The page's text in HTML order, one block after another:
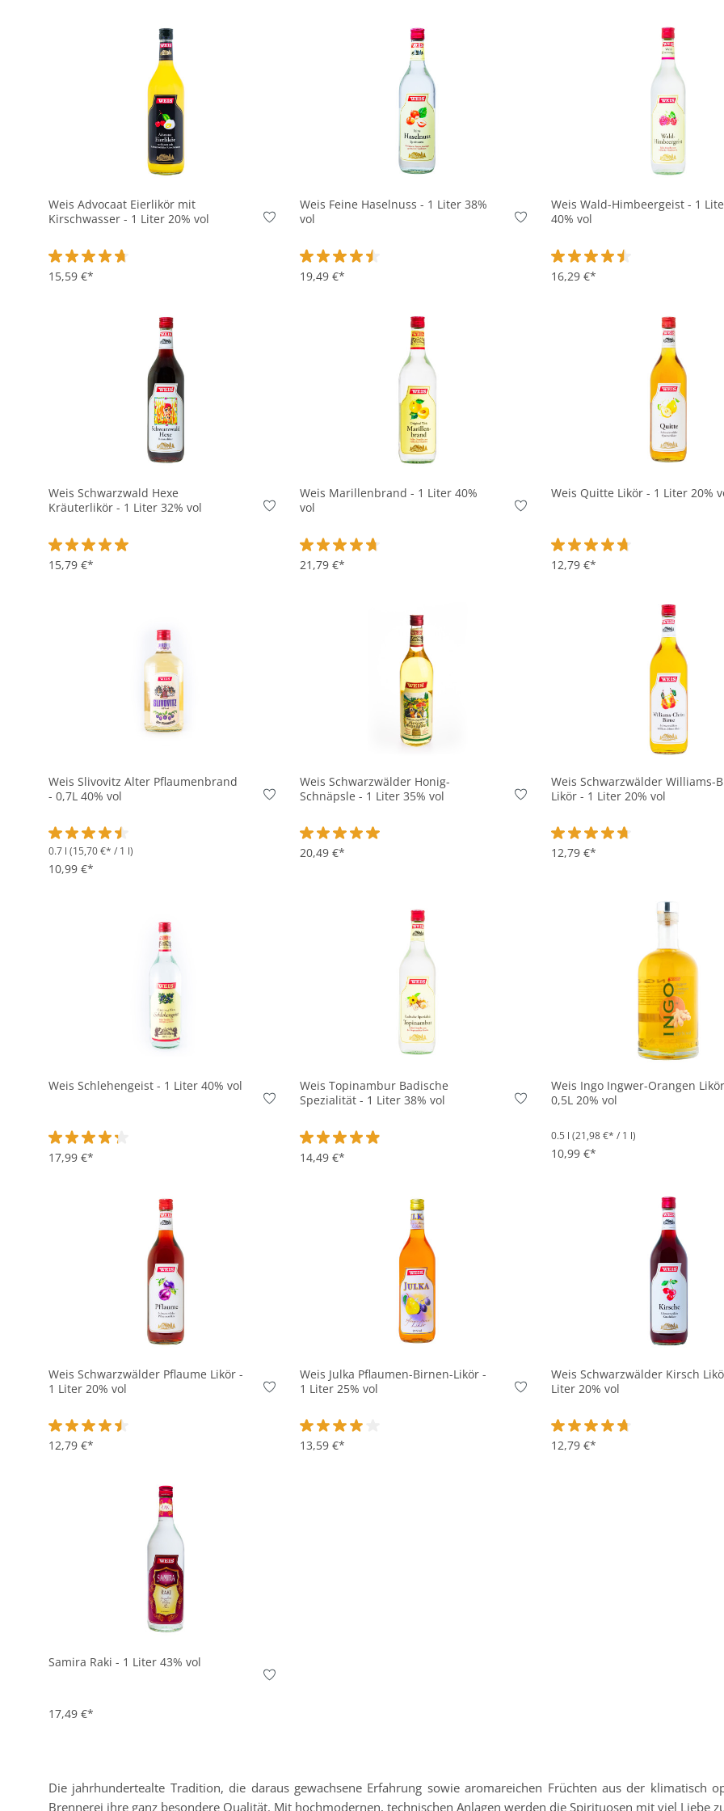
Weis Advocaat Eierlikör mit
Kirschwasser - 1 Liter 20% vol
Durchschnittliche Bewertung von 4.6 von 5 Sternen
15,59 €*
In den Korb
Weis Feine Haselnuss - 1 Liter 38%
vol
Durchschnittliche Bewertung von 4.5 von 5 Sternen
19,49 €*
In den Korb
Weis Wald-Himbeergeist - 1
40% vol
Durchschnittliche Bewertung
16,29 €*
In den Korb
Weis Schwarzwald Hexe
Kräuterlikör - 1 Liter 32% vol
Durchschnittliche Bewertung von 5 von 5 Sternen
15,79 €*
In den Korb
Weis Marillenbrand - 1 Liter 40%
vol
Durchschnittliche Bewertung von 4.7 von 5 Sternen
21,79 €*
In den Korb
Weis Quitte Likör - 1 Liter 20%
Durchschnittliche Bewertung
12,79 €*
In den Korb
Weis Slivovitz Alter Pflaumenbrand
- 0,7L 40% vol
Durchschnittliche Bewertung von 4.4 von 5 Sternen
0.7 l (15,70 €* / 1 l)
10,99 €*
In den Korb
Weis Schwarzwälder Honig-
Schnäpsle - 1 Liter 35% vol
Durchschnittliche Bewertung von 5 von 5 Sternen
20,49 €*
In den Korb
Weis Schwarzwälder Williams-
Likör - 1 Liter 20% vol
Durchschnittliche Bewertung
12,79 €*
In den Korb
Weis Schlehengeist - 1 Liter 40% vol
Durchschnittliche Bewertung von 4.3 von 5 Sternen
17,99 €*
In den Korb
Weis Topinambur Badische
Spezialität - 1 Liter 38% vol
Durchschnittliche Bewertung von 4.8 von 5 Sternen
14,49 €*
In den Korb
Weis Ingo Ingwer-Orangen
0,5L 20% vol
0.5 l (21,98 €* / 1 l)
10,99 €*
In den Korb
Weis Schwarzwälder Pflaume Likör -
1 Liter 20% vol
Durchschnittliche Bewertung von 4.4 von 5 Sternen
12,79 €*
In den Korb
Weis Julka Pflaumen-Birnen-Likör -
1 Liter 25% vol
Durchschnittliche Bewertung von 4 von 5 Sternen
13,59 €*
In den Korb
Weis Schwarzwälder Kirsch
Liter 20% vol
Durchschnittliche Bewertung
12,79 €*
In den Korb
Samira Raki - 1 Liter 43% vol
17,49 €*
In den Korb
Die jahrhundertealte Tradition, die daraus gewachsene Erfahrung sowie aromareichen Früchten aus der klimatisch
Brennerei ihre ganz besondere Qualität. Mit hochmodernen, technischen Anlagen werden die Spirituosen mit viel Liebe